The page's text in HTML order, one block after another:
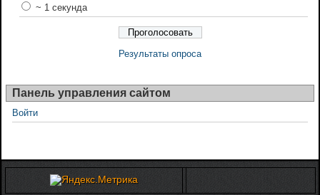
~ 1 секунда
Результаты опроса
Панель управления сайтом
Войти